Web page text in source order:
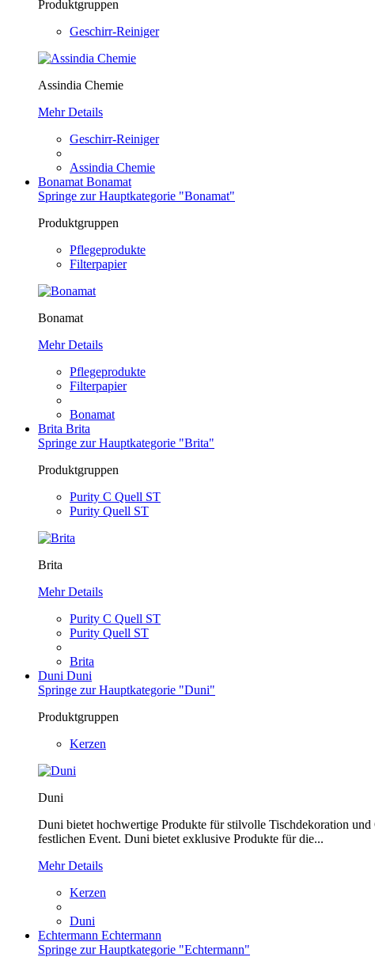
Produktgruppen
Geschirr-Reiniger
Assindia Chemie
Mehr Details
Geschirr-Reiniger
Assindia Chemie
Bonamat Bonamat
Springe zur Hauptkategorie "Bonamat"
Produktgruppen
Pflegeprodukte
Filterpapier
Bonamat
Mehr Details
Pflegeprodukte
Filterpapier
Bonamat
Brita Brita
Springe zur Hauptkategorie "Brita"
Produktgruppen
Purity C Quell ST
Purity Quell ST
Brita
Mehr Details
Purity C Quell ST
Purity Quell ST
Brita
Duni Duni
Springe zur Hauptkategorie "Duni"
Produktgruppen
Kerzen
Duni
Duni bietet hochwertige Produkte für stilvolle Tischdekoration
festlichen Event. Duni bietet exklusive Produkte für die...
Mehr Details
Kerzen
Duni
Echtermann Echtermann
Springe zur Hauptkategorie "Echtermann"